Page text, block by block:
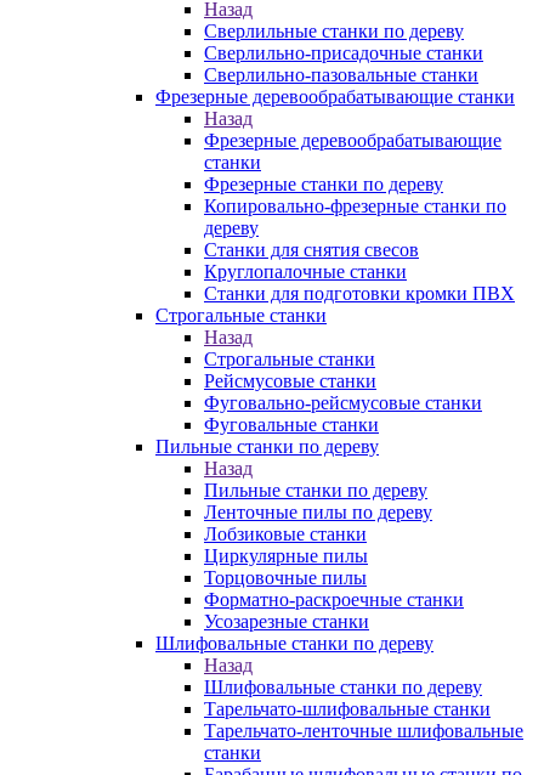
Назад
Сверлильные станки по дереву
Сверлильно-присадочные станки
Сверлильно-пазовальные станки
Фрезерные деревообрабатывающие станки
Назад
Фрезерные деревообрабатывающие
станки
Фрезерные станки по дереву
Копировально-фрезерные станки по
дереву
Станки для снятия свесов
Круглопалочные станки
Станки для подготовки кромки ПВХ
Строгальные станки
Назад
Строгальные станки
Рейсмусовые станки
Фуговально-рейсмусовые станки
Фуговальные станки
Пильные станки по дереву
Назад
Пильные станки по дереву
Ленточные пилы по дереву
Лобзиковые станки
Циркулярные пилы
Торцовочные пилы
Форматно-раскроечные станки
Усозарезные станки
Шлифовальные станки по дереву
Назад
Шлифовальные станки по дереву
Тарельчато-шлифовальные станки
Тарельчато-ленточные шлифовальные
станки